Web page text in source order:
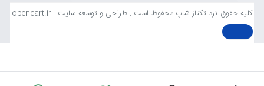
کلیه حقوق نزد تکتاز شاپ محفوظ است . طراحی و توسعه سایت : opencart.ir